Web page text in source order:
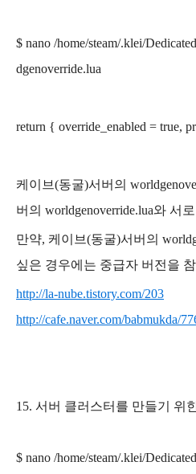
$ nano /home/steam/.klei/
dgenoverride.lua
return { override_enabled = true,
케이브(동굴)서버의
버의 worldgenoverride.lua와 서
만약, 케이브(동굴)서버의
싶은 경우에는 중급자 버전을
http://la-nube.tistory.com/203
http://cafe.naver.com/babmukda/
15. 서버 클러스터를 만들기 위
$ nano /home/steam/.klei/